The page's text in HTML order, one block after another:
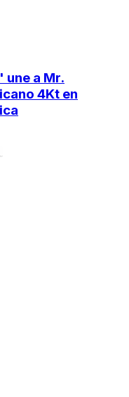
une a Mr.
4Kt en